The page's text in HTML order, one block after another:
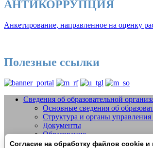
АНТИКОРРУПЦИЯ
Анкетирование, направленное на оценку
Полезные ссылки
Добро пожаловать на
Сведения об образовательной
Основные сведения об
Структура и органы управления
Документы
Образование
Образовательные стандарты и
Согласие на обработку файлов cookie